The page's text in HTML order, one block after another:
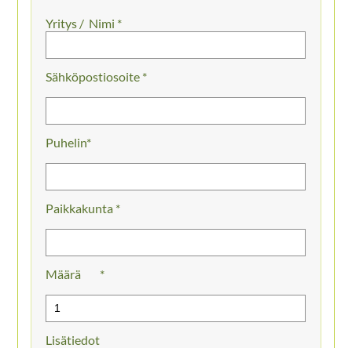
Nimi *
Sähköpostiosoite *
Puhelin
Paikkakunta *
Määrä
Lisätiedot